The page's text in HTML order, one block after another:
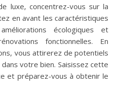
luxe, concentrez-vous sur la
en avant les caractéristiques
écologiques et
fonctionnelles. En
vous attirerez de potentiels
votre bien. Saisissez cette
et préparez-vous à obtenir le